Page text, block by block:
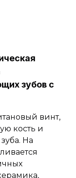
зубов с
винт,
кость и
На